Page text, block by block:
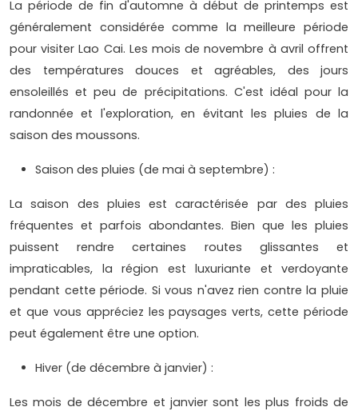
La période de fin d'automne à début de printemps est
généralement considérée comme la meilleure période
pour visiter Lao Cai. Les mois de novembre à avril offrent
des températures douces et agréables, des jours
ensoleillés et peu de précipitations. C'est idéal pour la
randonnée et l'exploration, en évitant les pluies de la
saison des moussons.
Saison des pluies (de mai à septembre) :
La saison des pluies est caractérisée par des pluies
fréquentes et parfois abondantes. Bien que les pluies
puissent rendre certaines routes glissantes et
impraticables, la région est luxuriante et verdoyante
pendant cette période. Si vous n'avez rien contre la pluie
et que vous appréciez les paysages verts, cette période
peut également être une option.
Hiver (de décembre à janvier) :
Les mois de décembre et janvier sont les plus froids de